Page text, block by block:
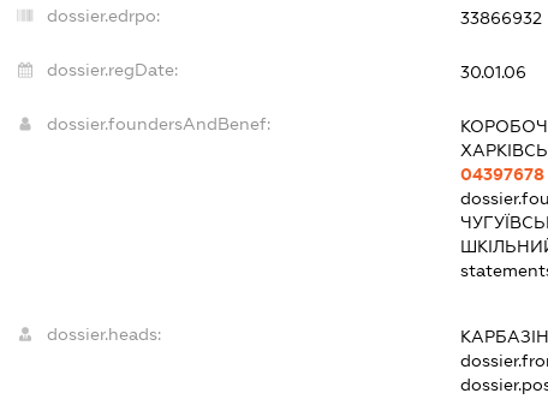
dossier.edrpo: 33866932
dossier.regDate: 30.01.06
dossier.foundersAndBenef:
04397678
dossier.heads: